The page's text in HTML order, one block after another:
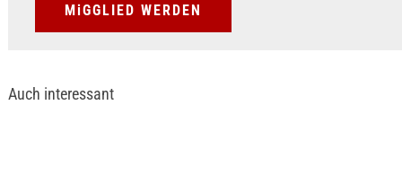
MiGGLIED WERDEN
Auch interessant